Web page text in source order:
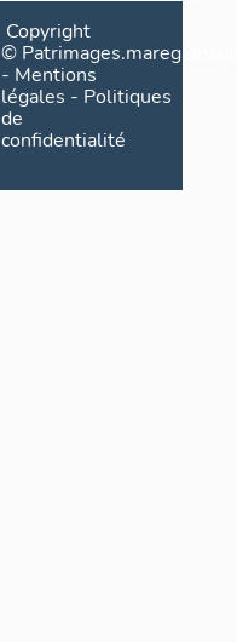
Copyright
©
- Mentions
légales - Politiques
de
confidentialité